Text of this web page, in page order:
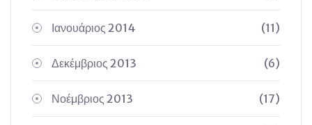
Ιανουάριος 2014 (11)
Δεκέμβριος 2013 (6)
Νοέμβριος 2013 (17)